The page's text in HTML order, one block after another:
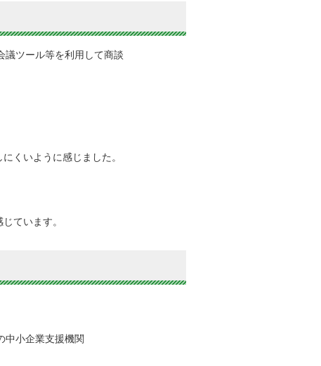
議ツール等を利用して商談
くいように感じました。
ています。
中小企業支援機関